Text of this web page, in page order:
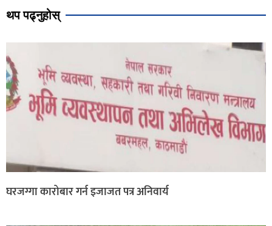
थप पढ्नुहोस्
घरजग्गा कारोबार गर्न इजाजत पत्र अनिवार्य